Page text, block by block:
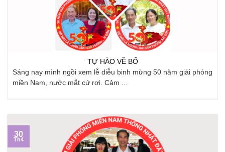
TỰ HÀO VỀ BỐ
Sáng nay mình ngồi xem lễ diễu binh mừng 50 năm giải phóng
miền Nam, nước mắt cứ rơi. Cảm ...
30
Th4